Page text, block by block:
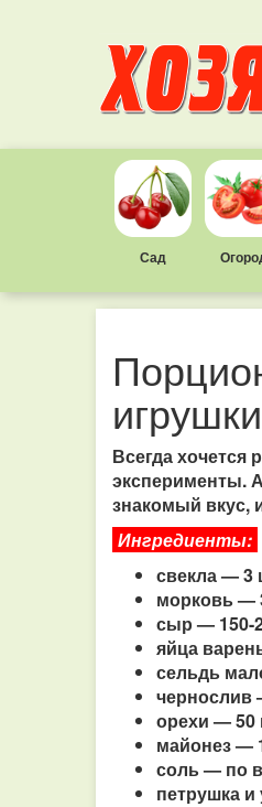
Сад
Всегда
эксперименты.
знакомый вкус,
Ингредиенты:
свекла — 3
морковь —
сыр — 150-
яйца
сельдь
чернослив
орехи — 50
майонез —
соль — по
петрушка